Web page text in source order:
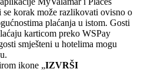
korak može razlikovati ovisno o
plaćanja u istom. Gosti
karticom preko WSPay
smješteni u hotelima mogu
ikone „IZVRŠI